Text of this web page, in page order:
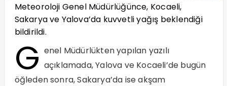
Meteoroloji Genel Müdürlüğünce, Kocaeli,
Sakarya ve Yalova’da kuvvetli yağış beklendiği
bildirildi.
G enel Müdürlükten yapılan yazılı
açıklamada, Yalova ve Kocaeli’de bugün
öğleden sonra, Sakarya’da ise akşam